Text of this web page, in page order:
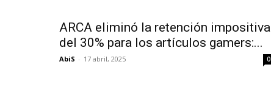
ARCA eliminó la retención impositiva
del 30% para los artículos gamers:...
AbiS - 17 abril, 2025 0